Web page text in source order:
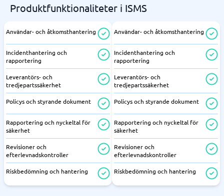
Produktfunktionaliteter i ISMS
Användar- och åtkomsthantering
Incidenthantering och
rapportering
Leverantörs- och
tredjepartssäkerhet
Policys och styrande dokument
Rapportering och nyckeltal för
säkerhet
Revisioner och
efterlevnadskontroller
Riskbedömning och hantering
Användar- och åtkomsthantering
Incidenthantering och
rapportering
Leverantörs- och
tredjepartssäkerhet
Policys och styrande dokument
Rapportering och nyckeltal för
säkerhet
Revisioner och
efterlevnadskontroller
Riskbedömning och hantering